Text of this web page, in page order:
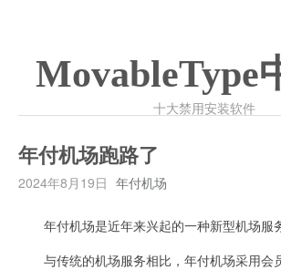
MovableType
十大禁用安装软件
年付机场跑路了
2024年8月19日 年付机场
年付机场是近年来兴起的一种新型机场服务
与传统的机场服务相比，年付机场采用会